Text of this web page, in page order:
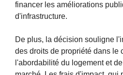
financer les améliorations
d'infrastructure.
De plus, la décision souligne
des droits de propriété dans le
l'abordabilité du logement et